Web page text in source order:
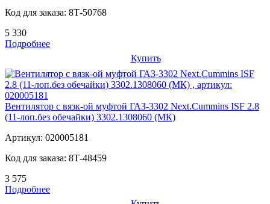
Код для заказа: 8Т-50768
5 330
Подробнее
Купить
Вентилятор с вязк-ой муфтой ГАЗ-3302 Next.Cummins ISF 2.8
(11-лоп.без обечайки) 3302.1308060 (МК)
Артикул: 020005181
Код для заказа: 8Т-48459
3 575
Подробнее